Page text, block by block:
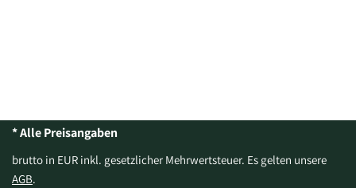
* Alle Preisangaben
brutto in EUR inkl. gesetzlicher Mehrwertsteuer. Es gelten unsere
AGB.